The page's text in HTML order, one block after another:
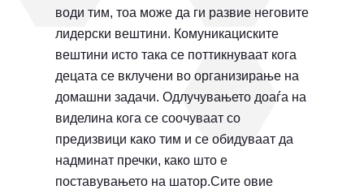
води тим, тоа може да ги развие неговите
лидерски вештини. Комуникациските
вештини исто така се поттикнуваат кога
децата се вклучени во организирање на
домашни задачи. Одлучувањето доаѓа на
виделина кога се соочуваат со
предизвици како тим и се обидуваат да
надминат пречки, како што е
поставувањето на шатор.Сите овие